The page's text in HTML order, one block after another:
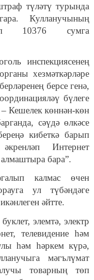
түләтү турында
Кулланучының
10376 сумга
инспекциясенең
хезмәткәрләре
берсе генә,
бүлеге
Кешелек көннән-көн
сәүдә өлкәсе
кибеткә барып
Интернет
алмаштыра бара”.
калмас өчен
ул түбәндәге
әйтте.
элемтә, электр
телевидение һәм
һәм һәркем күрә,
мәгълүмат
товарның төп